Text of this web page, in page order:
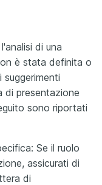
di una
è stata definita o
di presentazione
sono riportati
Se il ruolo
assicurati di
di